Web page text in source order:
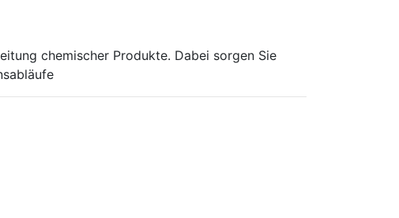
chemischer Produkte. Dabei sorgen Sie